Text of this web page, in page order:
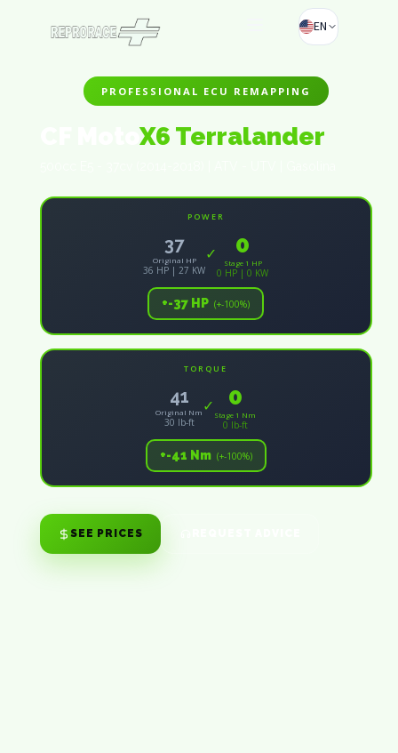
EN
PROFESSIONAL ECU REMAPPING
CF MotoX6 Terralander
POWER
37
Original HP
36 HP | 27 KW
✓ 0
Stage 1 HP
0 HP | 0 KW
+-37 HP (+-100%)
TORQUE
41
Original Nm
30 lb-ft
✓ 0
Stage 1 Nm
0 lb-ft
+-41 Nm (+-100%)
SEE PRICES